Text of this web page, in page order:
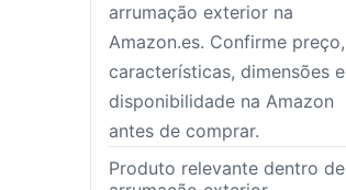
arrumação exterior na
Amazon.es. Confirme preço,
características, dimensões e
disponibilidade na Amazon
antes de comprar.
Produto relevante dentro de